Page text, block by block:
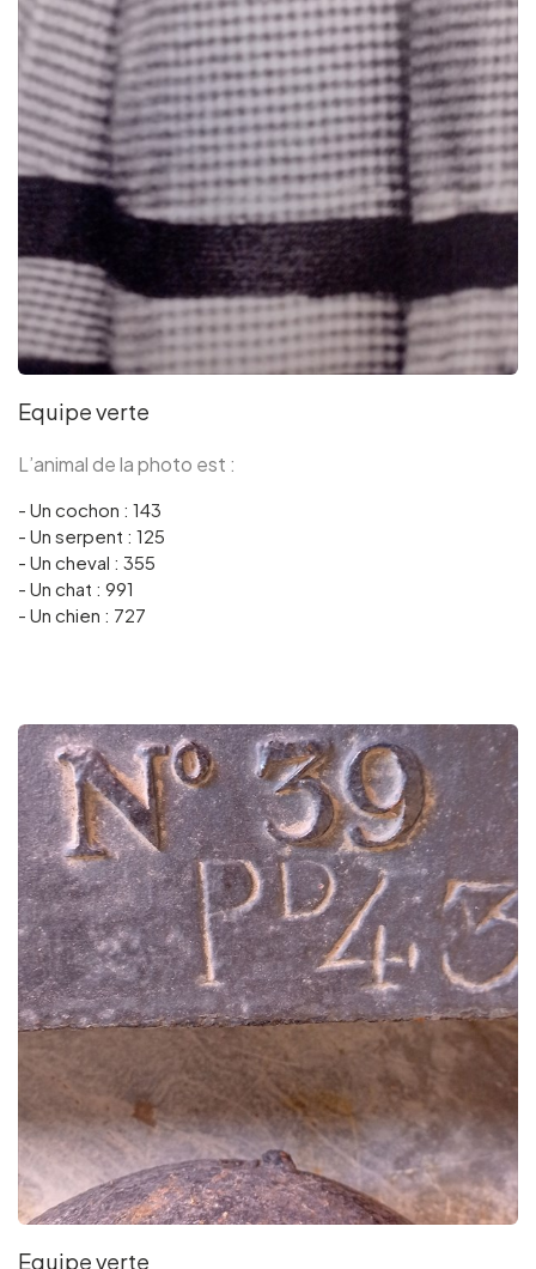
Equipe verte
L’animal de la photo est :
- Un cochon : 143
- Un serpent : 125
- Un cheval : 355
- Un chat : 991
- Un chien : 727
Equipe verte